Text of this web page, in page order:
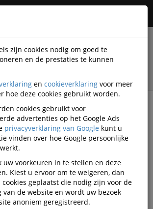
filter
MediaRange
accessoires
Batterijen en accu's
zijn cookies nodig om goed te
en de prestaties te kunnen
en cookieverklaring voor meer
hoe deze cookies gebruikt worden.
cookies gebruikt voor
advertenties op het Google Ads
privacyverklaring van Google kunt u
vinden over hoe Google persoonlijke
uw voorkeuren in te stellen en deze
Kiest u ervoor om te weigeren, dan
geplaatst die nodig zijn voor de
van de website en wordt uw bezoek
anoniem geregistreerd.